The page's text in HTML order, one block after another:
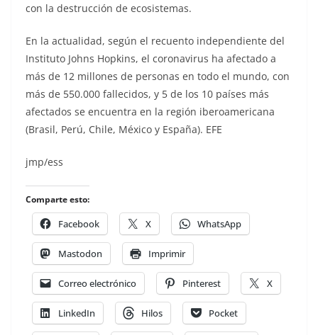
con la destrucción de ecosistemas.
En la actualidad, según el recuento independiente del
Instituto Johns Hopkins, el coronavirus ha afectado a
más de 12 millones de personas en todo el mundo, con
más de 550.000 fallecidos, y 5 de los 10 países más
afectados se encuentra en la región iberoamericana
(Brasil, Perú, Chile, México y España). EFE
jmp/ess
Comparte esto:
Facebook X WhatsApp
Mastodon Imprimir
Correo electrónico Pinterest X
LinkedIn Hilos Pocket